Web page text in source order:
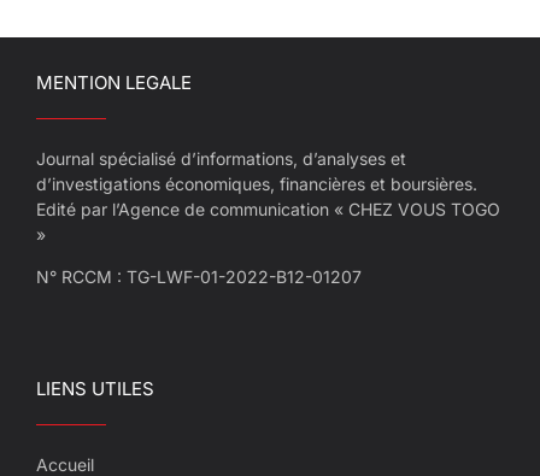
MENTION LEGALE
Journal spécialisé d’informations, d’analyses et
d’investigations économiques, financières et boursières.
Edité par l’Agence de communication « CHEZ VOUS TOGO
»
N° RCCM : TG-LWF-01-2022-B12-01207
LIENS UTILES
Accueil